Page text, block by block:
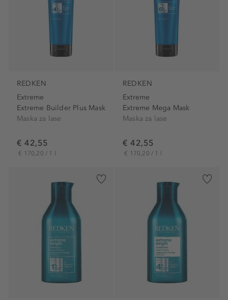
REDKEN
Extreme
Extreme Builder Plus Mask
Maska za lase
€ 42,55
€ 170,20 / 1 l
REDKEN
Extreme
Extreme Mega Mask
Maska za lase
€ 42,55
€ 170,20 / 1 l